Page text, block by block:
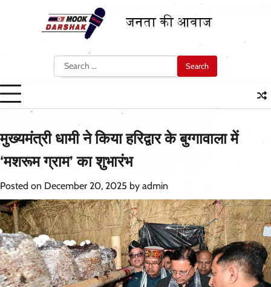
Search
for:
मुख्यमंत्री धामी ने किया हरिद्वार के बुग्गावाला में
‘मशरूम ग्राम’ का शुभारंभ
Posted on December 20, 2025 by admin